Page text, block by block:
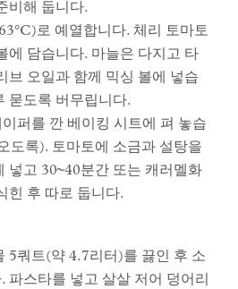
비해 둡니다.
로 예열합니다. 체리 토마토
에 담습니다. 마늘은 다지고 타
브 오일과 함께 믹싱 볼에 넣습
묻도록 버무립니다.
퍼를 깐 베이킹 시트에 펴 놓습
도록). 토마토에 소금과 설탕을
넣고 30~40분간 또는 캐러멜화
힌 후 따로 둡니다.
5쿼트(약 4.7리터)를 끓인 후 소
파스타를 넣고 살살 저어 덩어리